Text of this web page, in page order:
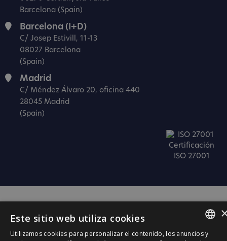
Barcelona (Spain)
Barcelona (I+D)
C/ Josep Estivill, 11-13
08027 Barcelona
(Spain)
Madrid
C/ Méndez Álvaro 20, oficina 440
28045 Madrid
(Spain)
Certificación
ISO 27001
Este sitio web utiliza cookies
Utilizamos cookies para personalizar el contenido, los anuncios y